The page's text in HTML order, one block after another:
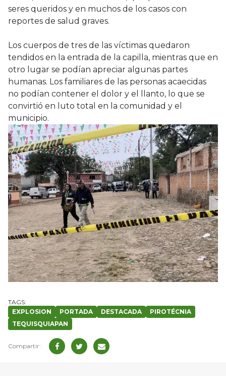
seres queridos y en muchos de los casos con
reportes de salud graves.
Los cuerpos de tres de las víctimas quedaron
tendidos en la entrada de la capilla, mientras que en
otro lugar se podían apreciar algunas partes
humanas. Los familiares de las personas acaecidas
no podían contener el dolor y el llanto, lo que se
convirtió en luto total en la comunidad y el
municipio.
EXPLOSION PORTADA DESTACADA
PIROTÉCNIA
TEQUISQUIAPAN